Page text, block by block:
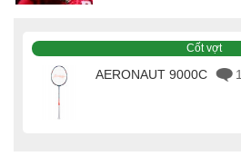
Cốt vợt
AERONAUT 9000C